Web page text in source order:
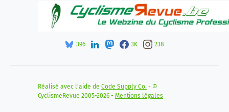
396 3K 238
Réalisé avec l'aide de Code Supply Co. - ©
CyclismeRevue 2005-2026 - Mentions légales